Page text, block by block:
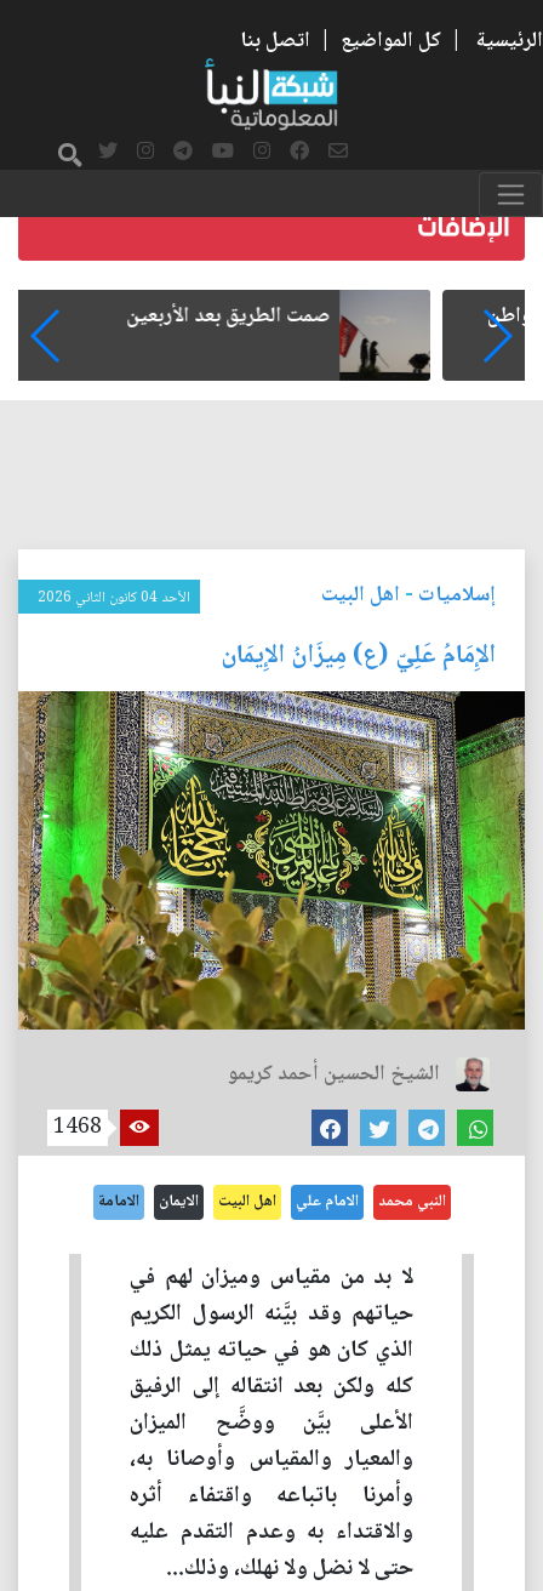
الرئيسية | كل المواضيع | اتصل بنا
صمت الطريق بعد الأربعين
إسلاميات - اهل البيت الأحد 04 كانون الثاني 2026
الإِمَامُ عَلِيّ (ع) مِيزَانُ الإِيمَان
الشيخ الحسين أحمد كريمو
1468
النبي محمد الامام علي اهل البيت الايمان الامامة
لا بد من مقياس وميزان لهم في
حياتهم وقد بيَّنه الرسول الكريم
الذي كان هو في حياته يمثل ذلك
كله ولكن بعد انتقاله إلى الرفيق
الأعلى بيَّن ووضَّح الميزان
والمعيار والمقياس وأوصانا به،
وأمرنا باتباعه واقتفاء أثره
والاقتداء به وعدم التقدم عليه
حتى لا نضل ولا نهلك، وذلك...